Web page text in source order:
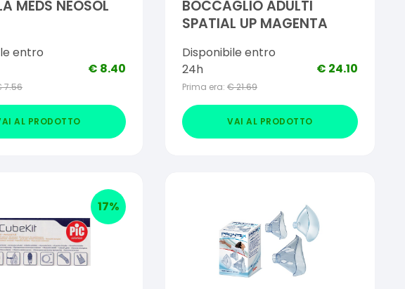
MEDS NEOSOL
entro
7.56
€ 8.40
AL PRODOTTO
BOCCAGLIO ADULTI
SPATIAL UP MAGENTA
Disponibile entro
24h
Prima era: €21.69
€ 24.10
VAI AL PRODOTTO
17%